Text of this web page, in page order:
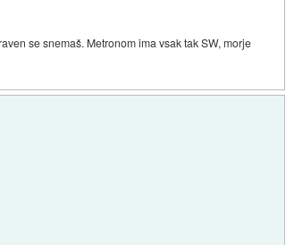
se snemaš. Metronom ima vsak tak SW, morje